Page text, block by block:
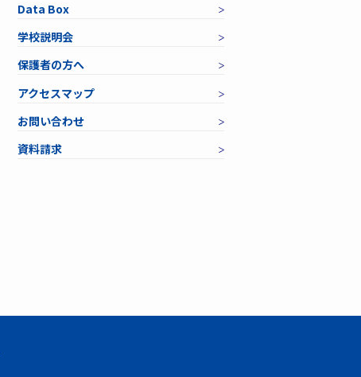
Data Box
学校説明会
保護者の方へ
アクセスマップ
お問い合わせ
資料請求